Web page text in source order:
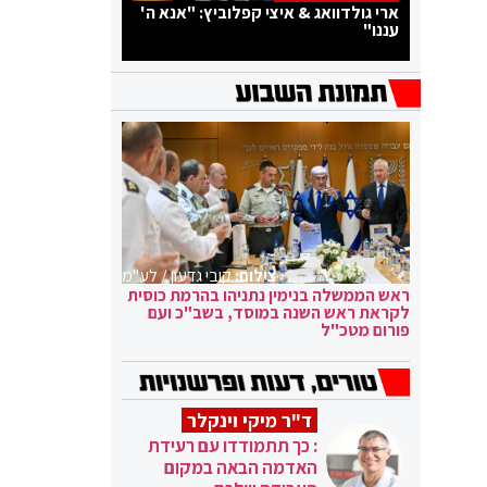
ארי גולדוואג & איצי קפלוביץ: "אנא ה'
עננו"
צילום:קובי גדעון / לע"מ
ראש הממשלה בנימין נתניהו בהרמת כוסית
לקראת ראש השנה במוסד, בשב"כ ועם
פורום מטכ"ל
ד"ר מיקי וינקלר
: כך תתמודדו עם רעידת
האדמה הבאה במקום